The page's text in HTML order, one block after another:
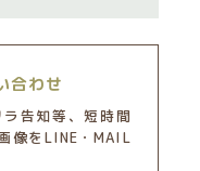
合わせ
告知等、短時間
像をLINE・MAIL